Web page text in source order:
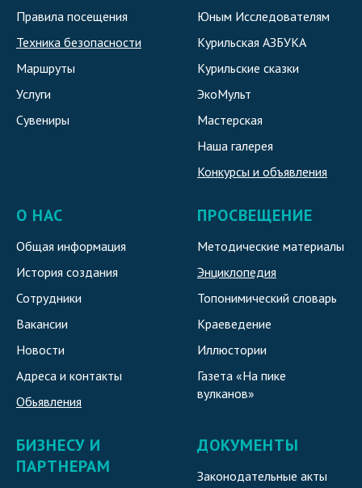
Правила посещения
Техника безопасности
Маршруты
Услуги
Сувениры
Юным Исследователям
Курильская АЗБУКА
Курильские сказки
ЭкоМульт
Мастерская
Наша галерея
Конкурсы и объявления
О НАС
Общая информация
История создания
Сотрудники
Вакансии
Новости
Адреса и контакты
Обьявления
ПРОСВЕЩЕНИЕ
Методические материалы
Энциклопедия
Топонимический словарь
Краеведение
Иллюстории
Газета «На пике
вулканов»
БИЗНЕСУ И
ПАРТНЕРАМ
ДОКУМЕНТЫ
Законодательные акты